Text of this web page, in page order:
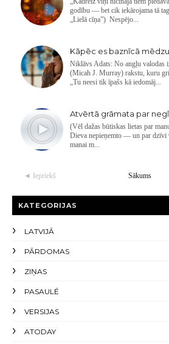
godību — bet cik iekārojama tā
„Lielā cīņa”) Nespējo...
Kāpēc es baznīcā
Niklāvs Adats: No angļu valodas
(Micah J. Murray) rakstu, kuru
„Tu neesi tik īpašs kā iedomāj...
Atvērtā grāmata par
(Vēl dažas būtiskas lietas par
Dieva nepieņemto — un par dzīvi
manai m...
◄ Iepriekš Sākums
KATEGORIJAS
LATVIJĀ
PĀRDOMAS
ZIŅAS
PASAULĒ
VERSIJAS
ATODAY